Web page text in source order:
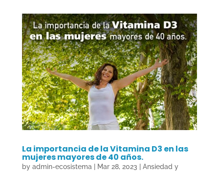
La importancia de la Vitamina D3 en las
mujeres mayores de 40 años.
by admin-ecosistema Mar 28, 2023
Ansiedad y